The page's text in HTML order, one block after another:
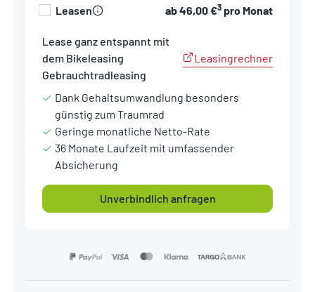
Leasen ab46,00 €3 pro Monat
Lease ganz entspannt mit
dem Bikeleasing
Gebrauchtradleasing
Leasingrechner
Dank Gehaltsumwandlung besonders
günstig zum Traumrad
Geringe monatliche Netto-Rate
36 Monate Laufzeit mit umfassender
Absicherung
Unverbindlich anfragen